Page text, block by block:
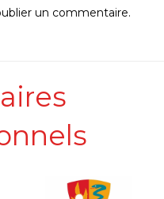
un commentaire.